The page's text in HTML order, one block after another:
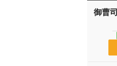
御曹